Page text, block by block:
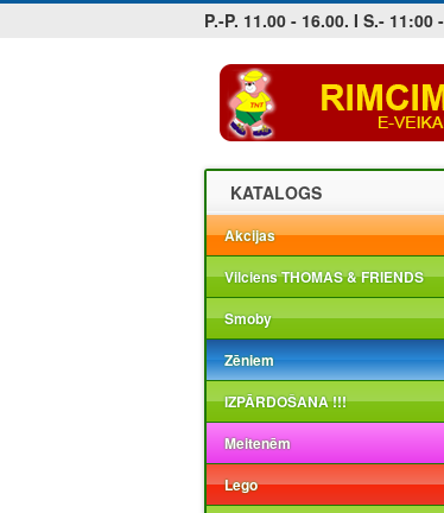
P.-P. 11.00 - 16.00. I S.- 11:00
Jobs at sea and maritime vacancies
KATALOGS
Akcijas
Vilciens THOMAS & FRIENDS
Smoby
Zēniem
IZPĀRDOŠANA !!!
Meitenēm
Lego